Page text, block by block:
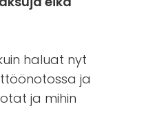
haluat nyt
ja
ja mihin